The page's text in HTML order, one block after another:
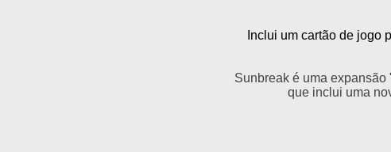
Inclui um cartão de jogo
Sunbreak é uma
que inclui uma